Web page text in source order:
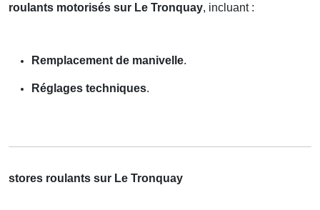
roulants motorisés sur Le Tronquay, incluant :
Remplacement de manivelle.
Réglages techniques.
stores roulants sur Le Tronquay